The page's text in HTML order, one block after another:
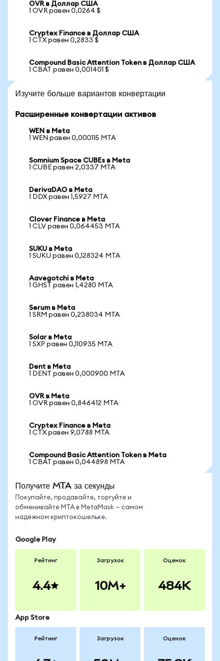
OVR в Доллар США
1 OVR равен 0,0264 $
Cryptex Finance в Доллар США
1 CTX равен 0,2833 $
Compound Basic Attention Token в Доллар США
1 CBAT равен 0,001401 $
Изучите больше вариантов конвертации
Расширенные конвертации активов
WEN в Meta
1 WEN равен 0,000115 MTA
Somnium Space CUBEs в Meta
1 CUBE равен 2,0337 MTA
DerivaDAO в Meta
1 DDX равен 1,5927 MTA
Clover Finance в Meta
1 CLV равен 0,064453 MTA
SUKU в Meta
1 SUKU равен 0,128324 MTA
Aavegotchi в Meta
1 GHST равен 1,4280 MTA
Serum в Meta
1 SRM равен 0,238034 MTA
Solar в Meta
1 SXP равен 0,110935 MTA
Dent в Meta
1 DENT равен 0,000900 MTA
OVR в Meta
1 OVR равен 0,846412 MTA
Cryptex Finance в Meta
1 CTX равен 9,0788 MTA
Compound Basic Attention Token в Meta
1 CBAT равен 0,044898 MTA
Получите MTA за секунды
Покупайте, продавайте, торгуйте и
обменивайте MTA в MetaMask — самом
надёжном криптокошельке.
Google Play
Рейтинг
4.4
Загрузок
10M+
Оценок
484K
App Store
Рейтинг Загрузок Оценок